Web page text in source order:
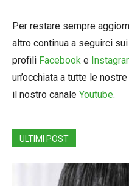
Per restare sempre
altro continua a seguirci
profili Facebook e
un’occhiata a tutte le nostre
il nostro canale Youtube.
ULTIMI POST